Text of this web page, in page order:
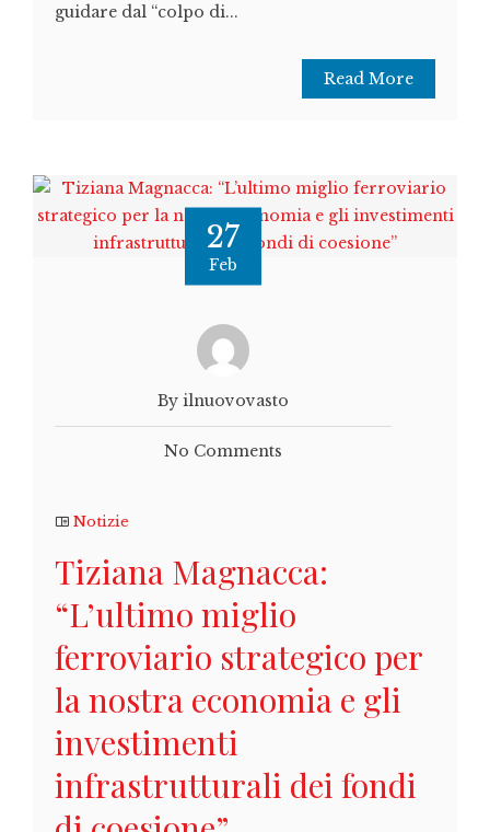
guidare dal “colpo di...
Read More
27
Feb
By ilnuovovasto
No Comments
Notizie
Tiziana Magnacca:
“L’ultimo miglio
ferroviario strategico per
la nostra economia e gli
investimenti
infrastrutturali dei fondi